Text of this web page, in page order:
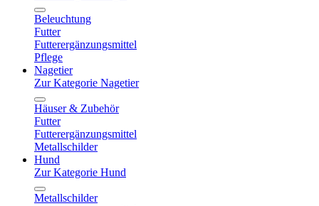
Beleuchtung
Futter
Futterergänzungsmittel
Pflege
Nagetier
Zur Kategorie Nagetier
Häuser & Zubehör
Futter
Futterergänzungsmittel
Metallschilder
Hund
Zur Kategorie Hund
Metallschilder